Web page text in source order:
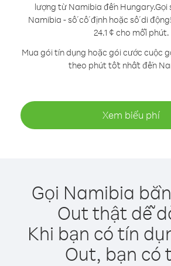
lượng từ Namibia đến Hungary.Gọi
Namibia - số cố định hoặc số di
24.1 ¢ cho mỗi phút.
Mua gói tín dụng hoặc gói cước cuộc
theo phút tốt nhất đến
Xem biểu phí
Gọi Namibia
Out thật dễ
Khi bạn có tín
Out, bạn có